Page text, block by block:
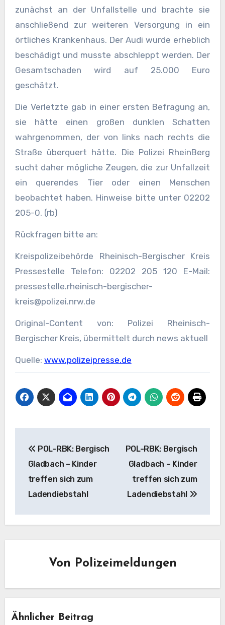
zunächst an der Unfallstelle und brachte sie
anschließend zur weiteren Versorgung in ein
örtliches Krankenhaus. Der Audi wurde erheblich
beschädigt und musste abschleppt werden. Der
Gesamtschaden wird auf 25.000 Euro
geschätzt.
Die Verletzte gab in einer ersten Befragung an,
sie hätte einen großen dunklen Schatten
wahrgenommen, der von links nach rechts die
Straße überquert hätte. Die Polizei RheinBerg
sucht daher mögliche Zeugen, die zur Unfallzeit
ein querendes Tier oder einen Menschen
beobachtet haben. Hinweise bitte unter 02202
205-0. (rb)
Rückfragen bitte an:
Kreispolizeibehörde Rheinisch-Bergischer Kreis
Pressestelle Telefon: 02202 205 120 E-Mail:
pressestelle.rheinisch-bergischer-
kreis@polizei.nrw.de
Original-Content von: Polizei Rheinisch-
Bergischer Kreis, übermittelt durch news aktuell
Quelle: www.polizeipresse.de
POL-RBK: Bergisch
Gladbach – Kinder
treffen sich zum
Ladendiebstahl
POL-RBK: Bergisch
Gladbach – Kinder
treffen sich zum
Ladendiebstahl
Von Polizeimeldungen
Ähnlicher Beitrag